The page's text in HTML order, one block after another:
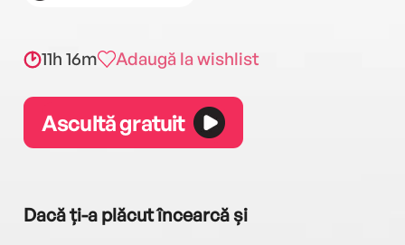
11h 16m Adaugă la wishlist
Ascultă gratuit
Dacă ți-a plăcut încearcă și